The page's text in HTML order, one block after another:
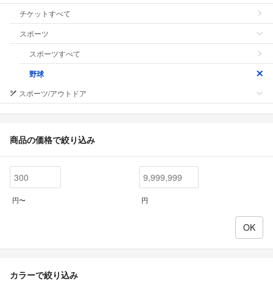
チケットすべて
スポーツ
スポーツすべて
野球
スポーツ/アウトドア
商品の価格で絞り込み
円〜 円
カラーで絞り込み